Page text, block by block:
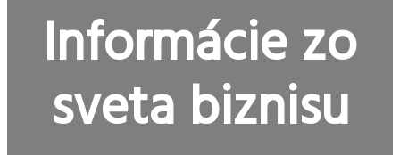
Informácie zo
sveta biznisu